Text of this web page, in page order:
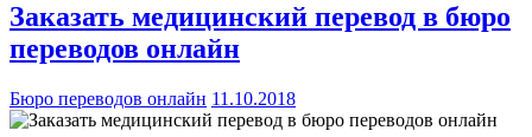
Заказать медицинский перевод в бюро
переводов онлайн
Бюро переводов онлайн 11.10.2018